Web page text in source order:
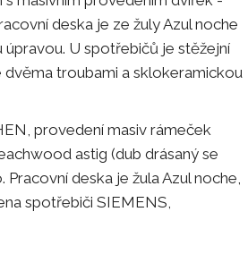
deska je ze žuly Azul noche
U spotřebičů je stěžejní
troubami a sklokeramickou
provedení masiv rámeček
astig (dub drásaný se
deska je žula Azul noche,
spotřebiči SIEMENS,